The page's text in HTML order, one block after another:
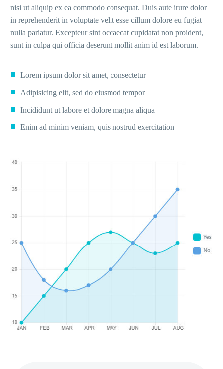
nisi ut aliquip ex ea commodo consequat. Duis aute irure dolor
in reprehenderit in voluptate velit esse cillum dolore eu fugiat
nulla pariatur. Excepteur sint occaecat cupidatat non proident,
sunt in culpa qui officia deserunt mollit anim id est laborum.
Lorem ipsum dolor sit amet, consectetur
Adipisicing elit, sed do eiusmod tempor
Incididunt ut labore et dolore magna aliqua
Enim ad minim veniam, quis nostrud exercitation